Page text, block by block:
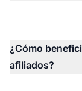
¿Cómo
afiliados?